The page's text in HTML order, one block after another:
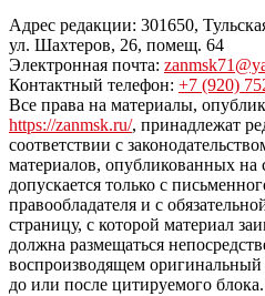
Адрес редакции: 301650,
ул. Шахтеров, 26, помещ. 64
Электронная почта:
Контактный телефон: +7 (920)
Все права на материалы,
https://zanmsk.ru/, принадлежат
соответствии с
материалов, опубликованных на
допускается только с
правообладателя и с
страницу, с которой материал
должна размещаться
воспроизводящем оригинальный
до или после цитируемого блока.